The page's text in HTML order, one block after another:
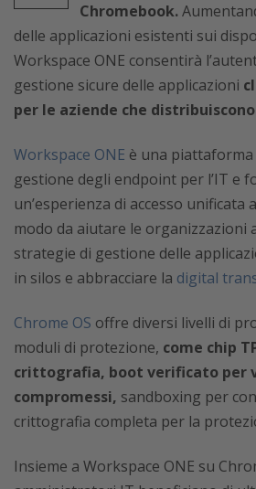
Chromebook.
delle applicazioni esistenti sui
Workspace ONE consentirà
gestione sicure delle applicazioni
per le aziende che
Workspace ONE è una piattaforma
gestione degli endpoint per l’IT e
un’esperienza di accesso
modo da aiutare le organizzazioni
strategie di gestione delle
in silos e abbracciare la digital
Chrome OS offre diversi livelli di
moduli di protezione, come chip
crittografia, boot verificato per
compromessi, sandboxing per
crittografia completa per la
Insieme a Workspace ONE su